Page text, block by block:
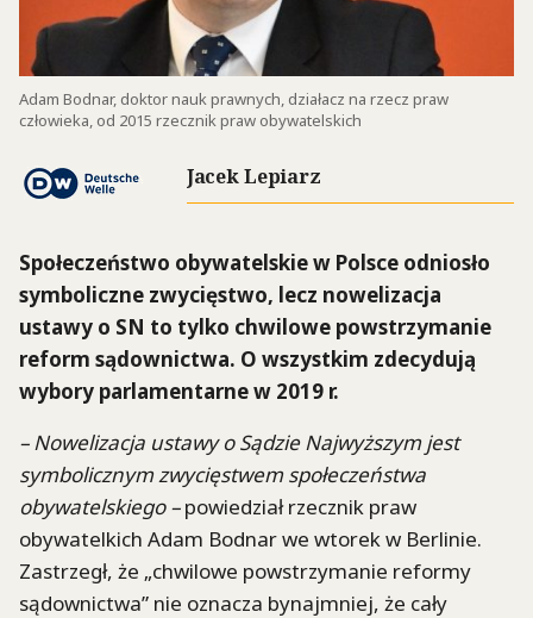
Adam Bodnar, doktor nauk prawnych, działacz na rzecz praw
człowieka, od 2015 rzecznik praw obywatelskich
Jacek Lepiarz
Społeczeństwo obywatelskie w Polsce odniosło
symboliczne zwycięstwo, lecz nowelizacja
ustawy o SN to tylko chwilowe powstrzymanie
reform sądownictwa. O wszystkim zdecydują
wybory parlamentarne w 2019 r.
– Nowelizacja ustawy o Sądzie Najwyższym jest
symbolicznym zwycięstwem społeczeństwa
obywatelskiego –powiedział rzecznik praw
obywatelkich Adam Bodnar we wtorek w Berlinie.
Zastrzegł, że „chwilowe powstrzymanie reformy
sądownictwa” nie oznacza bynajmniej, że cały